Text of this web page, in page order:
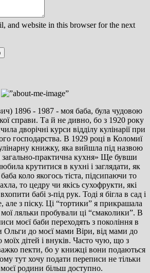
and website in this browser for the next
1896 - 1987 - моя баба, була чудовою
справи. Та й не дивно, бо з 1920 року
дворічні курси відділу кулінарії при
господарства. В 1929 році в Коломиї
книжку, яка вийшла під назвою
загально-практична кухня» Ще бувши
крутитися в кухні і заглядати, як
коло якогось тіста, підсипаючи то
то цедру чи якісь сухофрукти, які
бабі з-під рук. Тоді я бігла в сад і
але з піску. Ці “тортики” я прикрашала
ляльки пробували ці “смаколики”. В
моєї баби переходять з покоління в
Ольги до моєї мами Віри, від мами до
моїх дітей і внуків. Часто чую, що з
пекти, бо у книжці вони подаються
тут хочу подати переписи не тільки
родини більш доступно.